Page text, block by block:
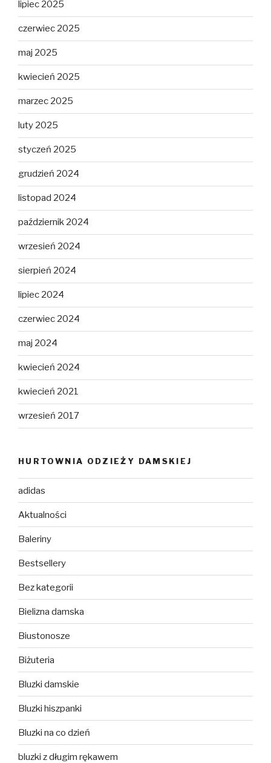
lipiec 2025
czerwiec 2025
maj 2025
kwiecień 2025
marzec 2025
luty 2025
styczeń 2025
grudzień 2024
listopad 2024
październik 2024
wrzesień 2024
sierpień 2024
lipiec 2024
czerwiec 2024
maj 2024
kwiecień 2024
kwiecień 2021
wrzesień 2017
HURTOWNIA ODZIEŻY DAMSKIEJ
adidas
Aktualności
Baleriny
Bestsellery
Bez kategorii
Bielizna damska
Biustonosze
Biżuteria
Bluzki damskie
Bluzki hiszpanki
Bluzki na co dzień
bluzki z długim rękawem